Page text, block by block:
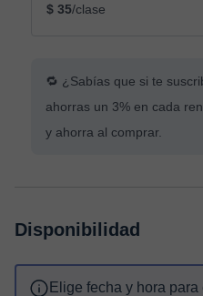
$ 35/clase
🔁 ¿Sabías que si te
ahorras un 3% en cada
y ahorra al comprar.
Disponibilidad
Elige fecha y hora